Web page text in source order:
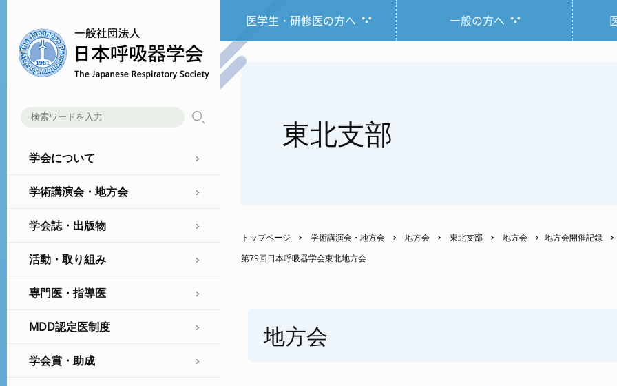
学会について
学術講演会・地方会
学会誌・出版物
活動・取り組み
専門医・指導医
MDD認定医制度
学会賞・助成
医学生・研修医の方へ 一般の方へ
東北支部
トップページ 学術講演会・地方会 地方会 東北支部 地方会
地方会開催記録
第79回日本呼吸器学会東北地方会
地方会